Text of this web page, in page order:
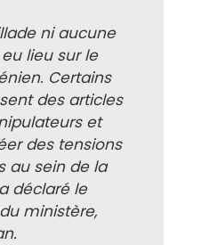
ni aucune
lieu sur le
Certains
des articles
et
des tensions
au sein de la
déclaré le
ministère,